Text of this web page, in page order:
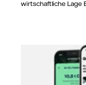
wirtschaftliche Lage